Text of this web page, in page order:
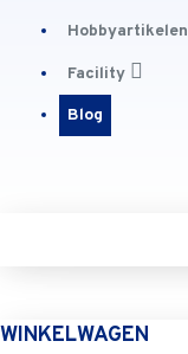
Hobbyartikelen
Facility
Blog
WINKELWAGEN